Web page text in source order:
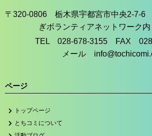
〒320-0806 栃木県宇都宮市中央2-7-6
ぎボランティアネットワーク
TEL 028-678-3155 FAX
メール
ページ
トップページ
とちコミについて